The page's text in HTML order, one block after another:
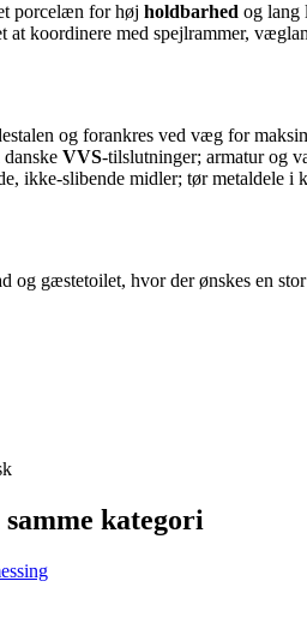
porcelæn for høj holdbarhed og lang
at koordinere med spejlrammer,
og forankres ved væg for
VVS-tilslutninger; armatur og
ikke-slibende midler; tør metaldele
og gæstetoilet, hvor der ønskes en stor
kategori